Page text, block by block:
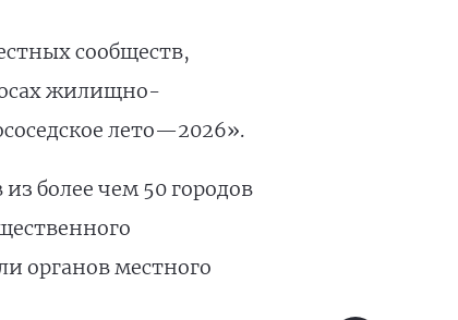
сообществ,
жилищно-
лето—2026».
более чем 50 городов
органов местного